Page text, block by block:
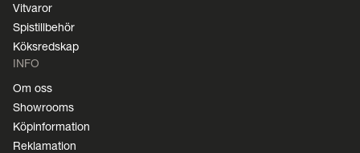
Vitvaror
Spistillbehör
Köksredskap
INFO
Om oss
Showrooms
Köpinformation
Reklamation